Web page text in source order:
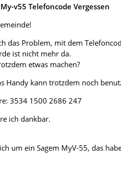
v55 Telefoncode Vergessen
das Problem, mit dem
ist nicht mehr da.
etwas machen?
Handy kann trotzdem noch
3534 1500 2686 247
ich dankbar.
um ein Sagem MyV-55, das